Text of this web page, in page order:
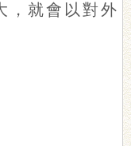
，就會以對外